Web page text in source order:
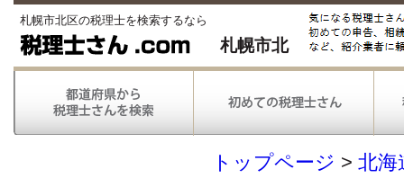
札幌市北区の税理士を検索するなら
札幌市北
トップページ > 北海